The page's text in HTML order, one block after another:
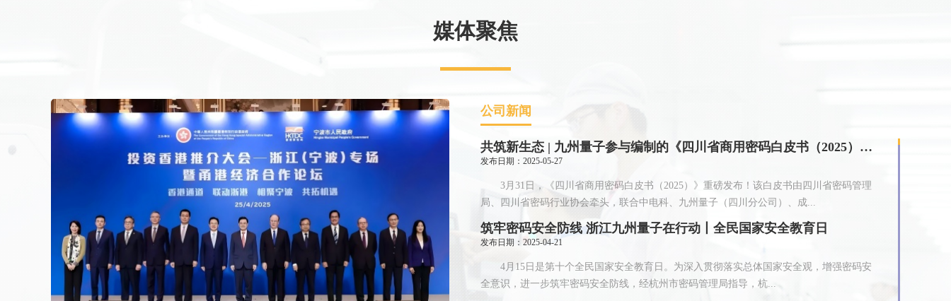
媒体聚焦
公司新闻
共筑新生态 | 九州量子参与编制的《四川省商用密码白皮书（2025）》正式发布
发布日期：2025-05-27
3月31日，《四川省商用密码白皮书（2025）》重磅发布！该白皮书由四川省密码管理
局、四川省密码行业协会牵头，联合中电科、九州量子（四川分公司）、成...
筑牢密码安全防线 浙江九州量子在行动丨全民国家安全教育日
发布日期：2025-04-21
4月15日是第十个全民国家安全教育日。为深入贯彻落实总体国家安全观，增强密码安
全意识，进一步筑牢密码安全防线，经杭州市密码管理局指导，杭...